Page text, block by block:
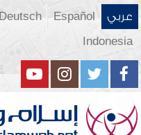
عربي Español
Indonesia